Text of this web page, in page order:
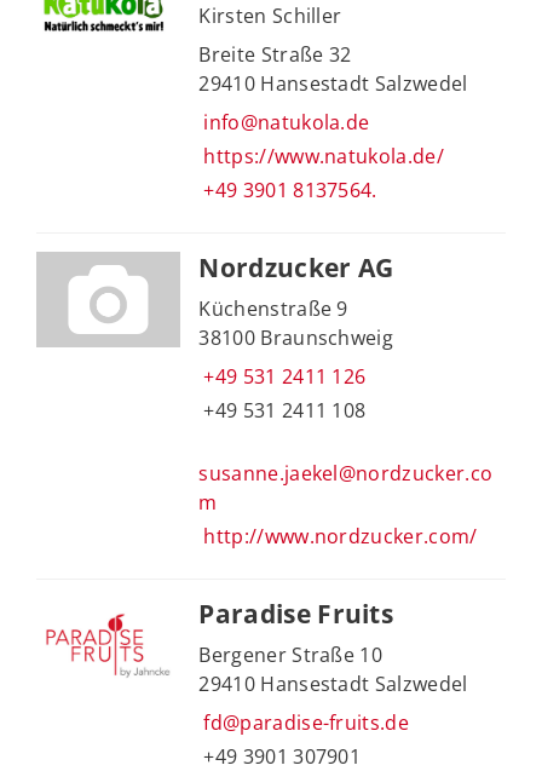
Kirsten Schiller
Breite Straße 32
29410 Hansestadt Salzwedel
info@natukola.de
https://www.natukola.de/
+49 3901 8137564.
Nordzucker AG
Küchenstraße 9
38100 Braunschweig
+49 531 2411 126
+49 531 2411 108
susanne.jaekel@nordzucker.co
m
http://www.nordzucker.com/
Paradise Fruits
Bergener Straße 10
29410 Hansestadt Salzwedel
fd@paradise-fruits.de
+49 3901 307901